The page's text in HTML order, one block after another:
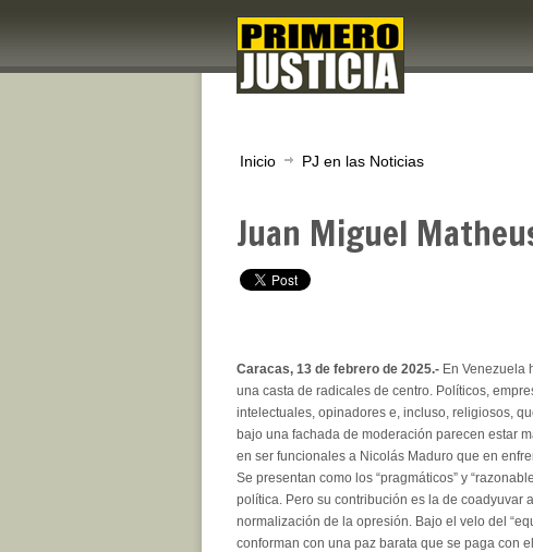
Inicio PJ en las Noticias
Juan Miguel
Caracas, 13 de febrero de 2025.- En Venezuela
una casta de radicales de centro. Políticos,
intelectuales, opinadores e, incluso, religiosos,
bajo una fachada de moderación parecen estar
en ser funcionales a Nicolás Maduro que en
Se presentan como los “pragmáticos” y
política. Pero su contribución es la de coadyuvar
normalización de la opresión. Bajo el velo del
conforman con una paz barata que se paga con